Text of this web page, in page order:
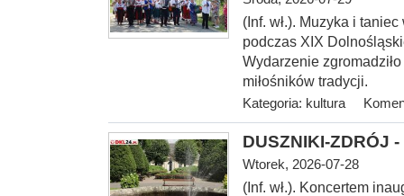
(Inf. wł.). Muzyka i
podczas XIX
Wydarzenie
miłośników tradycji.
Kategoria: kultura
DUSZNIKI-ZDRÓJ
Wtorek, 2026-07-28
(Inf. wł.). Koncertem